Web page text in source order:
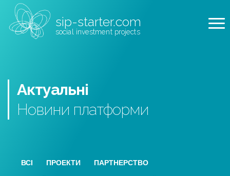
sip-starter.com
social investment projects
Актуальні
Новини платформи
ВСІ ПРОЕКТИ ПАРТНЕРСТВО